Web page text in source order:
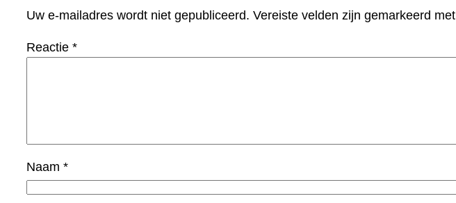
Uw e-mailadres wordt niet gepubliceerd. Vereiste velden zijn gemarkeerd met
Reactie *
Naam *